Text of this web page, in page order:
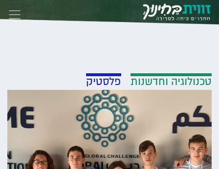
Skip to content
טכנולוגיה וחדשנות פלסטיק